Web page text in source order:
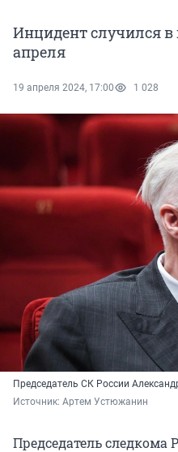
Инцидент случился в
апреля
19 апреля 2024, 17:00 1 028
Председатель СК России
Источник: Артем Устюжанин
Председатель следкома